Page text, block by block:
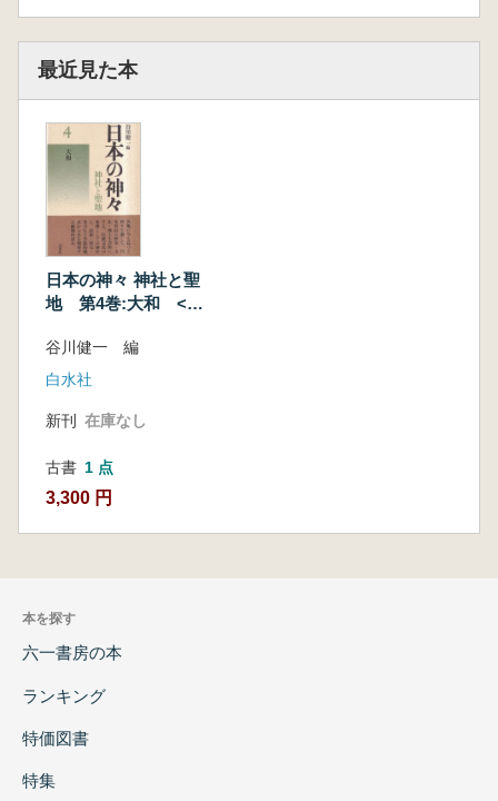
最近見た本
日本の神々 神社と聖
地 第4巻:大和 <新
谷川健一 編
白水社
新刊 在庫なし
古書 1 点
3,300 円
本を探す
六一書房の本
ランキング
特価図書
特集